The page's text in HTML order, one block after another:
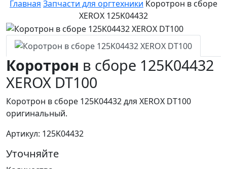
Главная Запчасти для оргтехники Коротрон в сборе
XEROX 125K04432
Коротрон в сборе 125K04432
XEROX DT100
Коротрон в сборе 125K04432 для XEROX DT100
оригинальный.
Артикул: 125K04432
Уточняйте